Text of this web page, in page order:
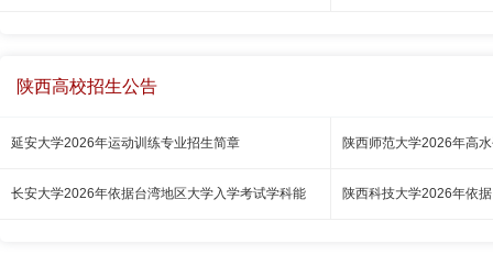
陕西高校招生公告
延安大学2026年运动训练专业招生简章 陕西师范大学2026年高
长安大学2026年依据台湾地区大学入学考试学科能 陕西科技大学2026年依